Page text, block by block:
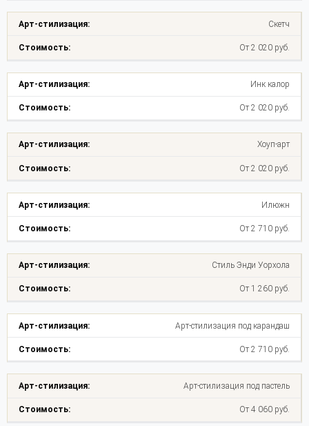
Скетч
От 2 020 руб.
Инк калор
От 2 020 руб.
Хоуп-арт
От 2 020 руб.
Илюжн
От 2 710 руб.
Стиль Энди Уорхола
От 1 260 руб.
Арт-стилизация под карандаш
От 2 710 руб.
Арт-стилизация под пастель
От 4 060 руб.